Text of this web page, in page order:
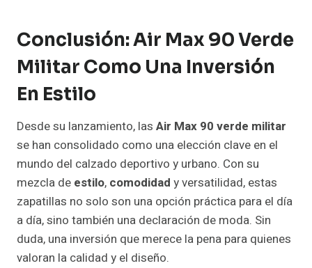
Conclusión: Air Max 90 Verde
Militar Como Una Inversión
En Estilo
Desde su lanzamiento, las Air Max 90 verde militar
se han consolidado como una elección clave en el
mundo del calzado deportivo y urbano. Con su
mezcla de estilo, comodidad y versatilidad, estas
zapatillas no solo son una opción práctica para el día
a día, sino también una declaración de moda. Sin
duda, una inversión que merece la pena para quienes
valoran la calidad y el diseño.